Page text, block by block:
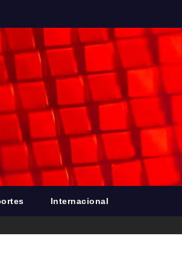
Internacional